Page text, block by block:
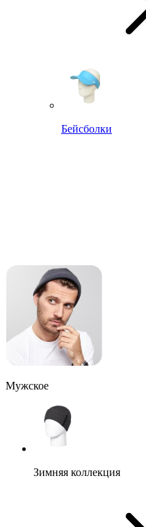
Бейсболки
Мужское
Зимняя коллекция